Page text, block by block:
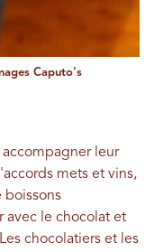
Caputo's
leur
mets et vins,
boissons
avec le chocolat et
chocolatiers et les